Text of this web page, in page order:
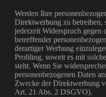
Werden Ihre
Direktwerbung zu betreiben,
jederzeit Widerspruch gegen
betreffender
derartiger Werbung
Profiling, soweit es mit
steht. Wenn Sie
personenbezogenen Daten
Zwecke der Direktwerbung
Art. 21 Abs. 2 DSGVO).